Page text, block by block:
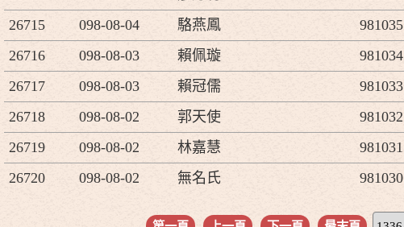
26715
098-08-04 駱燕鳳 981035
26716
098-08-03 賴佩璇 981034
26717
098-08-03 賴冠儒 981033
26718
098-08-02 郭天使 981032
26719
098-08-02 林嘉慧 981031
26720
098-08-02 無名氏 981030